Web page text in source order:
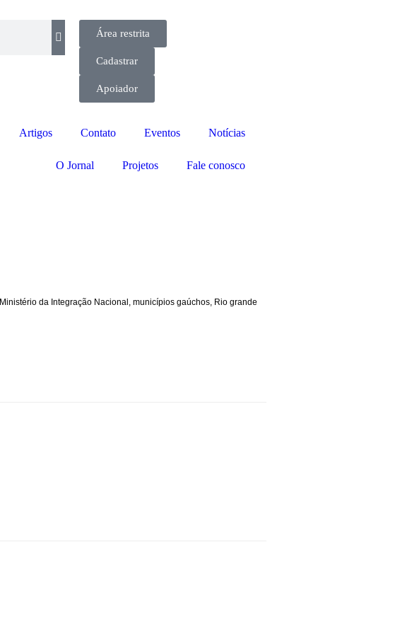
Área restrita
Cadastrar
Apoiador
Artigos Contato Eventos Notícias
O Jornal Projetos Fale conosco
Ministério da Integração Nacional , municípios gaúchos, Rio grande